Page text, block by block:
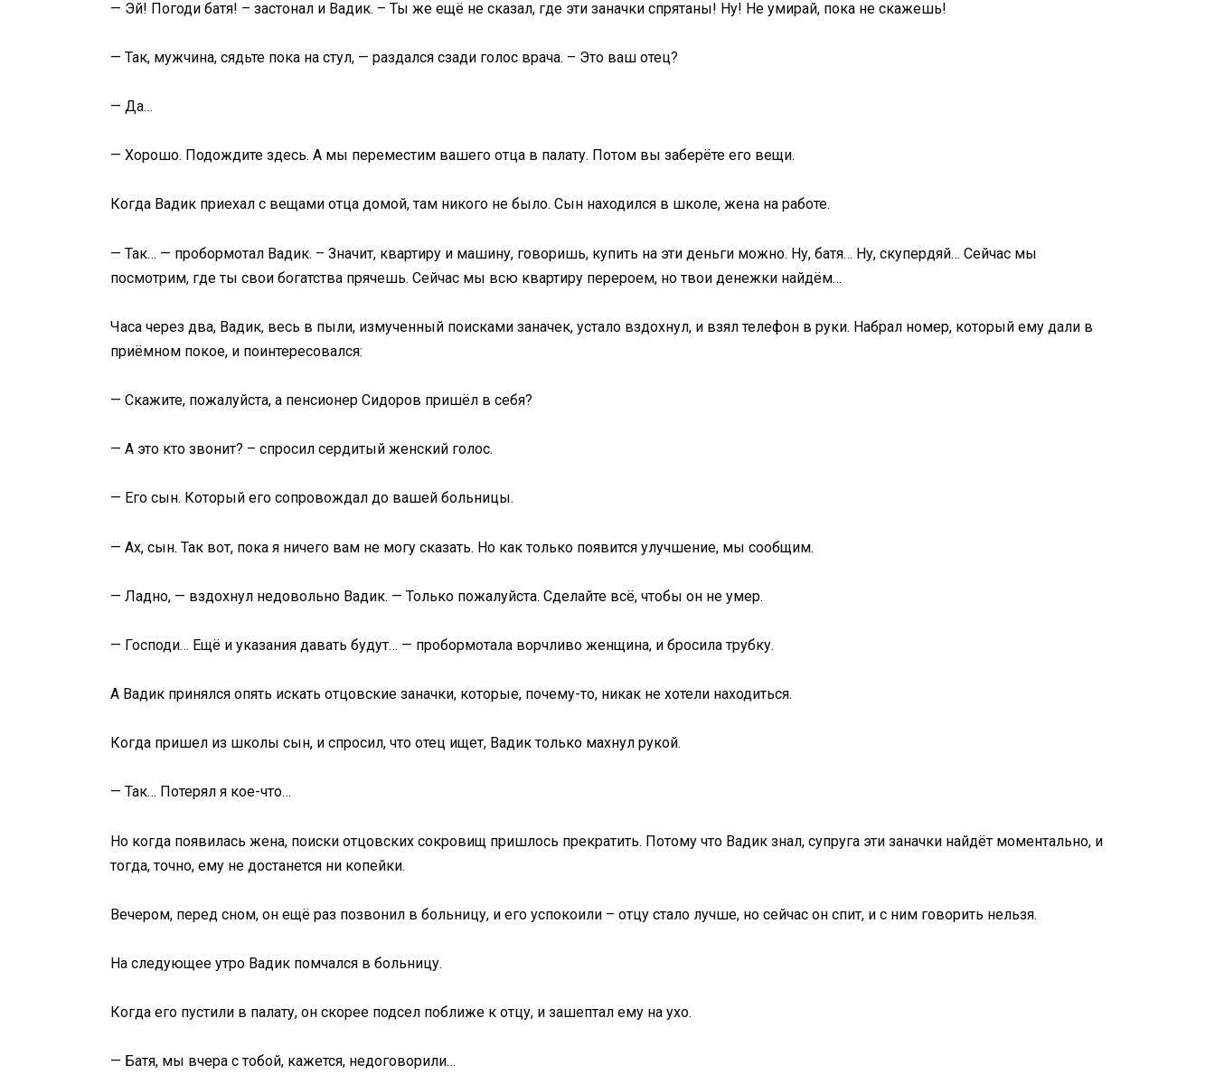
— Эй! Погоди батя! – застонал и Вадик. – Ты же ещё не сказал, где эти заначки спрятаны! Ну! Не умирай, пока не скажешь!
— Так, мужчина, сядьте пока на стул, — раздался сзади голос врача. – Это ваш отец?
— Да…
— Хорошо. Подождите здесь. А мы переместим вашего отца в палату. Потом вы заберёте его вещи.
Когда Вадик приехал с вещами отца домой, там никого не было. Сын находился в школе, жена на работе.
— Так… — пробормотал Вадик. – Значит, квартиру и машину, говоришь, купить на эти деньги можно. Ну, батя… Ну, скупердяй… Сейчас мы
посмотрим, где ты свои богатства прячешь. Сейчас мы всю квартиру перероем, но твои денежки найдём…
Часа через два, Вадик, весь в пыли, измученный поисками заначек, устало вздохнул, и взял телефон в руки. Набрал номер, который ему дали в
приёмном покое, и поинтересовался:
— Скажите, пожалуйста, а пенсионер Сидоров пришёл в себя?
— А это кто звонит? – спросил сердитый женский голос.
— Его сын. Который его сопровождал до вашей больницы.
— Ах, сын. Так вот, пока я ничего вам не могу сказать. Но как только появится улучшение, мы сообщим.
— Ладно, — вздохнул недовольно Вадик. — Только пожалуйста. Сделайте всё, чтобы он не умер.
— Господи… Ещё и указания давать будут… — пробормотала ворчливо женщина, и бросила трубку.
А Вадик принялся опять искать отцовские заначки, которые, почему-то, никак не хотели находиться.
Когда пришел из школы сын, и спросил, что отец ищет, Вадик только махнул рукой.
— Так… Потерял я кое-что…
Но когда появилась жена, поиски отцовских сокровищ пришлось прекратить. Потому что Вадик знал, супруга эти заначки найдёт моментально, и
тогда, точно, ему не достанется ни копейки.
Вечером, перед сном, он ещё раз позвонил в больницу, и его успокоили – отцу стало лучше, но сейчас он спит, и с ним говорить нельзя.
На следующее утро Вадик помчался в больницу.
Когда его пустили в палату, он скорее подсел поближе к отцу, и зашептал ему на ухо.
— Батя, мы вчера с тобой, кажется, недоговорили…